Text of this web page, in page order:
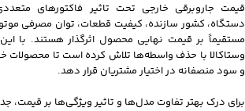
قیمت جاروبرقی خارجی تحت تاثیر فاکتورهای
دستگاه، کشور سازنده، کیفیت قطعات، توان مصرفی
مستقیماً بر قیمت نهایی محصول اثرگذار هستند. با
وستاکالا با حذف واسطه‌ها تلاش کرده است تا محصولات
و سود منصفانه در اختیار مشتریان قرار دهد.
برای درک بهتر تفاوت مدل‌ها و تاثیر ویژگی‌ها بر قیمت،